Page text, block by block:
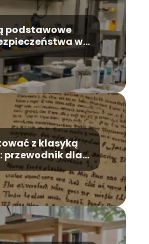
podstawowe
w
chemicznym?
z klasyką
dla